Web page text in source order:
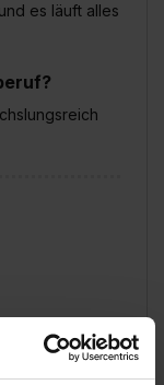
es läuft alles